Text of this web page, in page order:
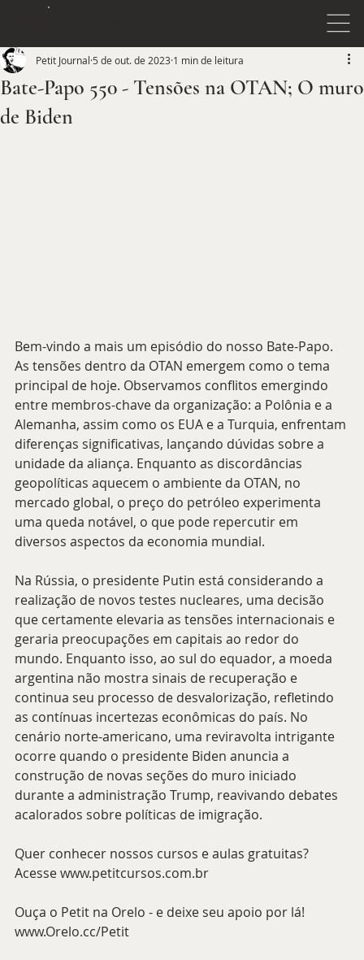
Bate-Papo 550 - Tensões na OTAN; O muro
de Biden
Petit Journal 5 de out. de 2023 1 min de leitura
Bem-vindo a mais um episódio do nosso Bate-Papo.
As tensões dentro da OTAN emergem como o tema
principal de hoje. Observamos conflitos emergindo
entre membros-chave da organização: a Polônia e a
Alemanha, assim como os EUA e a Turquia, enfrentam
diferenças significativas, lançando dúvidas sobre a
unidade da aliança. Enquanto as discordâncias
geopolíticas aquecem o ambiente da OTAN, no
mercado global, o preço do petróleo experimenta
uma queda notável, o que pode repercutir em
diversos aspectos da economia mundial.
Na Rússia, o presidente Putin está considerando a
realização de novos testes nucleares, uma decisão
que certamente elevaria as tensões internacionais e
geraria preocupações em capitais ao redor do
mundo. Enquanto isso, ao sul do equador, a moeda
argentina não mostra sinais de recuperação e
continua seu processo de desvalorização, refletindo
as contínuas incertezas econômicas do país. No
cenário norte-americano, uma reviravolta intrigante
ocorre quando o presidente Biden anuncia a
construção de novas seções do muro iniciado
durante a administração Trump, reavivando debates
acalorados sobre políticas de imigração.
Quer conhecer nossos cursos e aulas gratuitas?
Acesse www.petitcursos.com.br
Ouça o Petit na Orelo - e deixe seu apoio por lá!
www.Orelo.cc/Petit